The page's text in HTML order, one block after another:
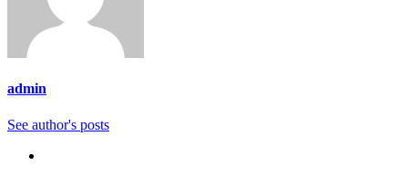
admin
See author's posts